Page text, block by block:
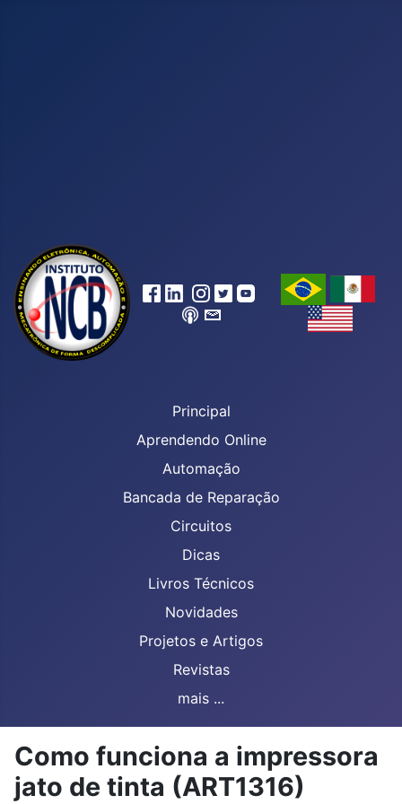
Principal
Aprendendo Online
Automação
Bancada de Reparação
Circuitos
Dicas
Livros Técnicos
Novidades
Projetos e Artigos
Revistas
mais ...
Como funciona a impressora
jato de tinta (ART1316)